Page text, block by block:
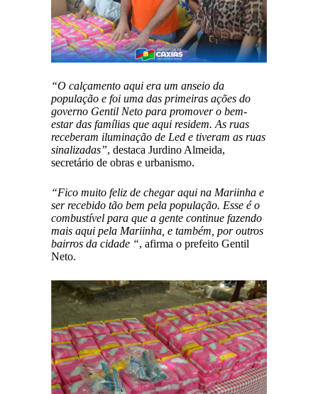
“O calçamento aqui era um anseio da
população e foi uma das primeiras ações do
governo Gentil Neto para promover o bem-
estar das famílias que aqui residem. As ruas
receberam iluminação de Led e tiveram as ruas
sinalizadas”, destaca Jurdino Almeida,
secretário de obras e urbanismo.
“Fico muito feliz de chegar aqui na Mariinha e
ser recebido tão bem pela população. Esse é o
combustível para que a gente continue fazendo
mais aqui pela Mariinha, e também, por outros
bairros da cidade “, afirma o prefeito Gentil
Neto.